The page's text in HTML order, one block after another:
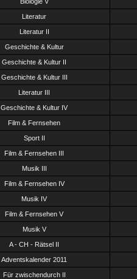
Literatur
Literatur II
Geschichte & Kultur
Geschichte & Kultur II
Geschichte & Kultur III
Literatur III
Geschichte & Kultur IV
Film & Fernsehen
Sport II
Film & Fernsehen III
Musik III
Film & Fernsehen IV
Musik IV
Film & Fernsehen V
Musik V
A - CH - Rätsel II
Adventskalender 2011
Für zwischendurch II